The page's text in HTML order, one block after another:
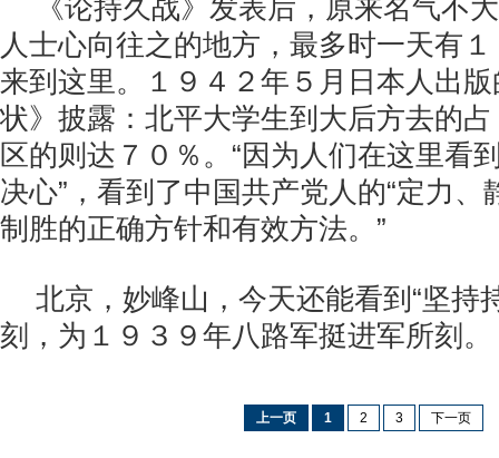
《论持久战》发表后，原来名气不
人士心向往之的地方，最多时一天有
来到这里。１９４２年５月日本人出
状》披露：北平大学生到大后方去的
区的则达７０％。“因为人们在这里看
决心”，看到了中国共产党人的“定力、
制胜的正确方针和有效方法。”
北京，妙峰山，今天还能看到“坚持
刻，为１９３９年八路军挺进军所刻。
上一页 1 2 3 下一页